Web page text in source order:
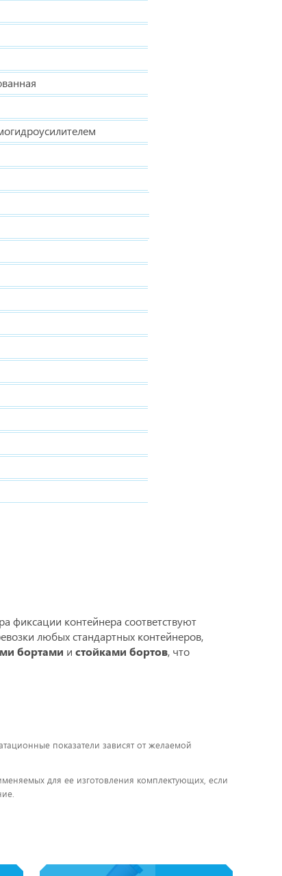
фиксации контейнера соответствуют
любых стандартных контейнеров,
бортами и стойками бортов, что
показатели зависят от желаемой
для ее изготовления комплектующих, если